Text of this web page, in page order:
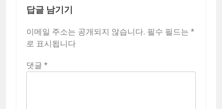
답글 남기기
이메일 주소는 공개되지 않습니다. 필수 필드는 *
로 표시됩니다
댓글 *